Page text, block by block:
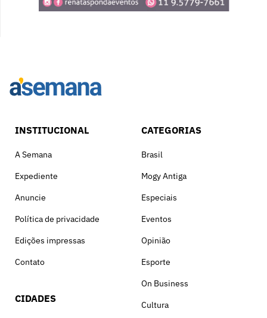
INSTITUCIONAL
A Semana
Expediente
Anuncie
Política de privacidade
Edições impressas
Contato
CIDADES
CATEGORIAS
Brasil
Mogy Antiga
Especiais
Eventos
Opinião
Esporte
On Business
Cultura